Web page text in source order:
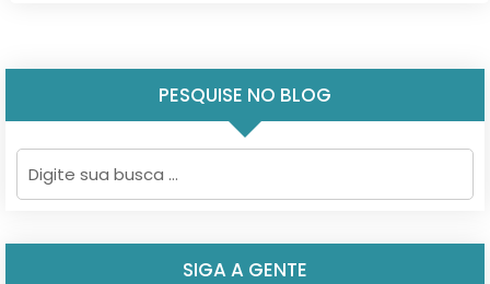
PESQUISE NO BLOG
SIGA A GENTE